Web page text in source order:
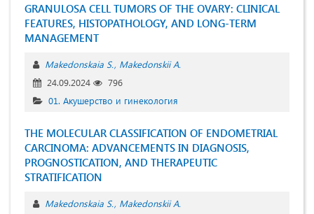
GRANULOSA CELL TUMORS OF THE OVARY: CLINICAL
FEATURES, HISTOPATHOLOGY, AND LONG-TERM
MANAGEMENT
Makedonskaia S. Makedonskii A.
24.09.2024
796
01. Акушерство и гинекология
THE MOLECULAR CLASSIFICATION OF ENDOMETRIAL
CARCINOMA: ADVANCEMENTS IN DIAGNOSIS,
PROGNOSTICATION, AND THERAPEUTIC
STRATIFICATION
Makedonskaia S. Makedonskii A.